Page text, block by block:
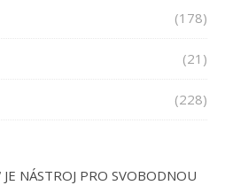
(178)
(21)
(228)
NÁSTROJ PRO SVOBODNOU